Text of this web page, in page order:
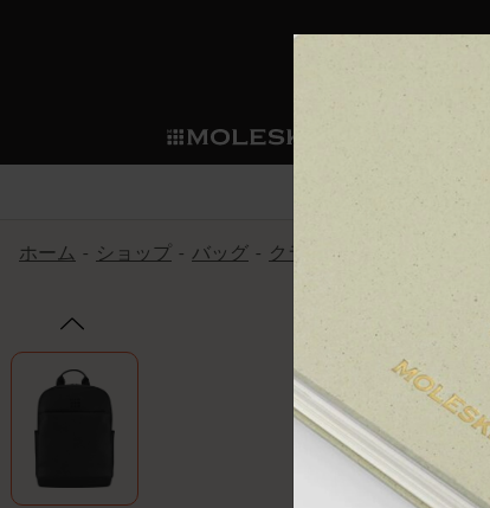
ショ
ノートブック
サブカテゴリ
モレスキンスマート
サブカテゴリ
ライティングツール
サブカテゴリ
限定版ノートブック
スマートライティング・シ
サブカテゴリ
モレスキンスマートスマ
アプリ・サービス
サブカテゴリ
カスタムダイアリー
カスタムノートブック
和紙テープ
ミニノートブックチャーム
別注＆コーポレートギフト
モレスキンメンバーシップ
我々の歴史
モレスキンのマニフェスト
ペンと紙の力
持続可能な創造性
今すぐメンバー登録
ウェルカムオファー: 次回のご購
通常特典: パーソナライズの2冊
バースデー特典: 1回限りの割引
先行プレビュー: 新作コレクシ
伝説的なお得情報: 会員限定の特
セールへの早期アクセス: お得
モレスキン限定イベント: 優先ア
返品期間の延長: 1ヶ月間
ホーム ショップ バッグ クラシック バックパック